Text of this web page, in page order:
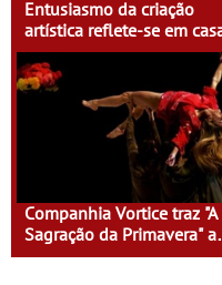
Entusiasmo da criação
artística reflete-se em
culturais de Guimarães
ligar público e artistas
Companhia Vortice traz "A
Sagração da Primavera"
Olga Cadaval